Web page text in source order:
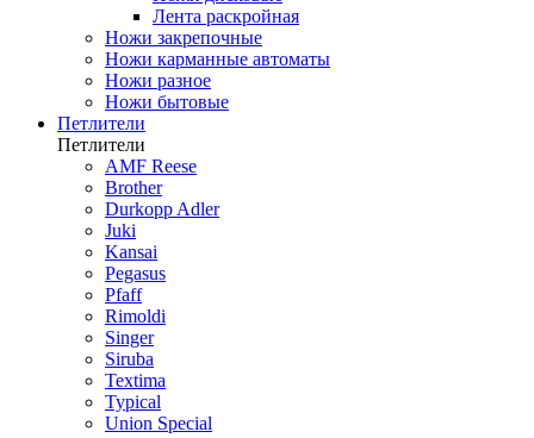
Лента раскройная
Ножи закрепочные
Ножи карманные автоматы
Ножи разное
Ножи бытовые
Петлители
Петлители
AMF Reese
Brother
Durkopp Adler
Juki
Kansai
Pegasus
Pfaff
Rimoldi
Singer
Siruba
Textima
Typical
Union Special